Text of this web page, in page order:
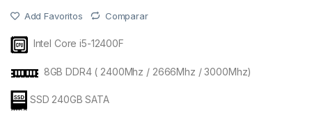
Add Favoritos Comparar
Intel Core i5-12400F
8GB DDR4 ( 2400Mhz / 2666Mhz / 3000Mhz)
SSD 240GB SATA